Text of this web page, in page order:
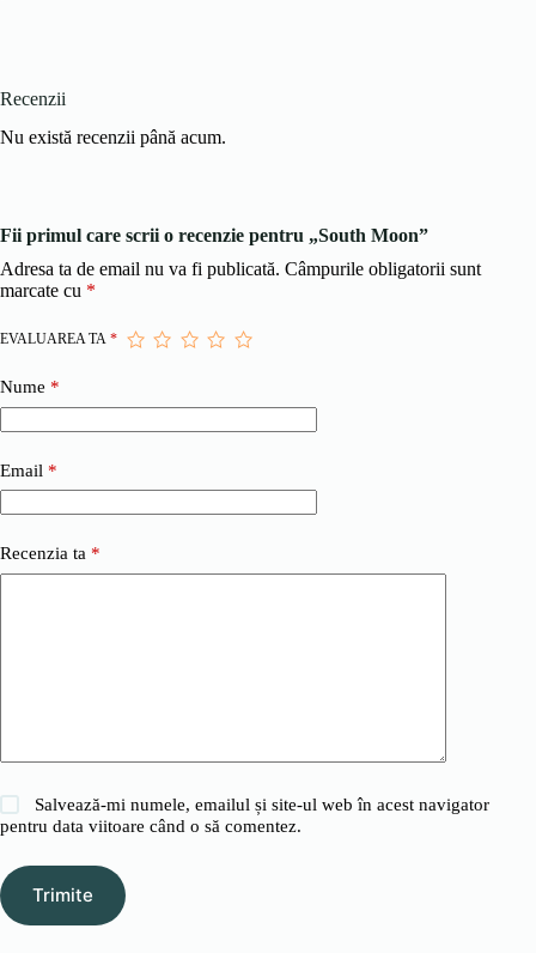
Recenzii
Nu există recenzii până acum.
Fii primul care scrii o recenzie pentru „South Moon”
Adresa ta de email nu va fi publicată. Câmpurile obligatorii sunt
marcate cu *
EVALUAREA TA *
Nume *
Email *
Recenzia ta *
Salvează-mi numele, emailul și site-ul web în acest navigator
pentru data viitoare când o să comentez.
Trimite